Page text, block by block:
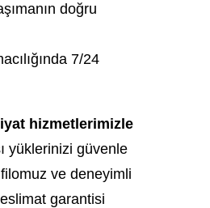
doğru
7/24
hizmetlerimizle
yüklerinizi güvenle
ve deneyimli
garantisi